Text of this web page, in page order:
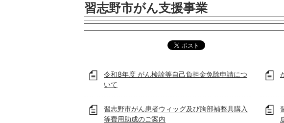
習志野市がん支援事業
令和8年度 がん検診等自己負担金免除申請につ
いて
習志野市がん患者ウィッグ及び胸部補整具購入
等費用助成のご案内